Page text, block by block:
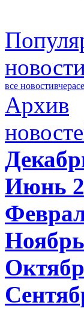
все новостивчера
Архив
Июнь